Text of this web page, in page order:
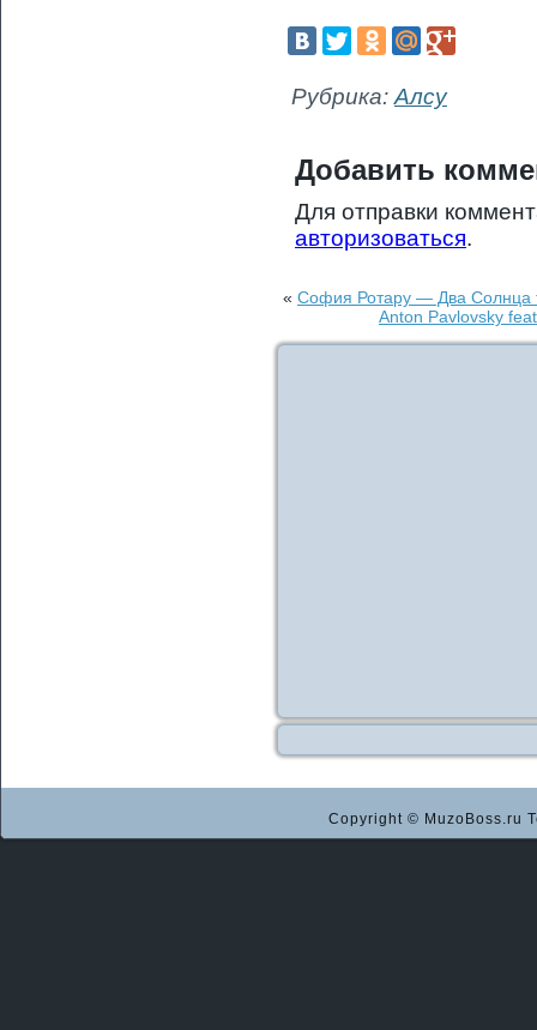
Рубрика: Алсу
Добавить
Для отправки
авторизоваться.
« София Ротару — Два Солнца
Anton Pavlovsky
Copyright © MuzoBoss.ru